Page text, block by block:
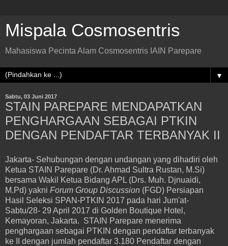
Mispala Cosmosentris
Mahasiswa Pecinta Alam Cosmosentris IAIN Parepare
▼
Sabtu, 03 Juni 2017
STAIN PAREPARE MENDAPATKAN
PENGHARGAAN SEBAGAI PTKIN
DENGAN PENDAFTAR TERBANYAK II
Jakarta- Sehubungan dengan undangan yang dihadiri oleh
Ketua STAIN Parepare (Dr. Ahmad Sultra Rustan, M.Si)
bersama Wakil Ketua Bidang APL (Drs. Muh. Djnuaidi,
M.Pd) yakni Forum Group Discussion (FGD) Persiapan
Hasil Seleksi SPAN-PTKIN 2017 pada hari Jum'at-
Sabtu/28- 29 April 2017 di Golden Boutique Hotel,
Kemayoran, Jakarta. STAIN Parepare menerima
penghargaan sebagai PTKIN dengan pendaftar terbanyak
ke II dengan jumlah pendaftar 3.180 Pendaftar dengan